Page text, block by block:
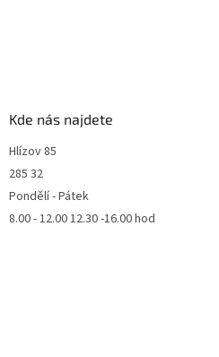
Kde nás najdete
Hlízov 85
285 32
Pondělí - Pátek
8.00 - 12.00 12.30 -16.00 hod